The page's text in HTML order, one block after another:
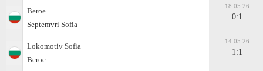
Beroe
Septemvri Sofia
18.05.26
0:1
Lokomotiv Sofia
Beroe
14.05.26
1:1